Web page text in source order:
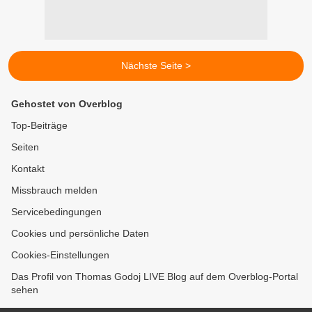
Nächste Seite >
Gehostet von Overblog
Top-Beiträge
Seiten
Kontakt
Missbrauch melden
Servicebedingungen
Cookies und persönliche Daten
Cookies-Einstellungen
Das Profil von Thomas Godoj LIVE Blog auf dem Overblog-Portal
sehen